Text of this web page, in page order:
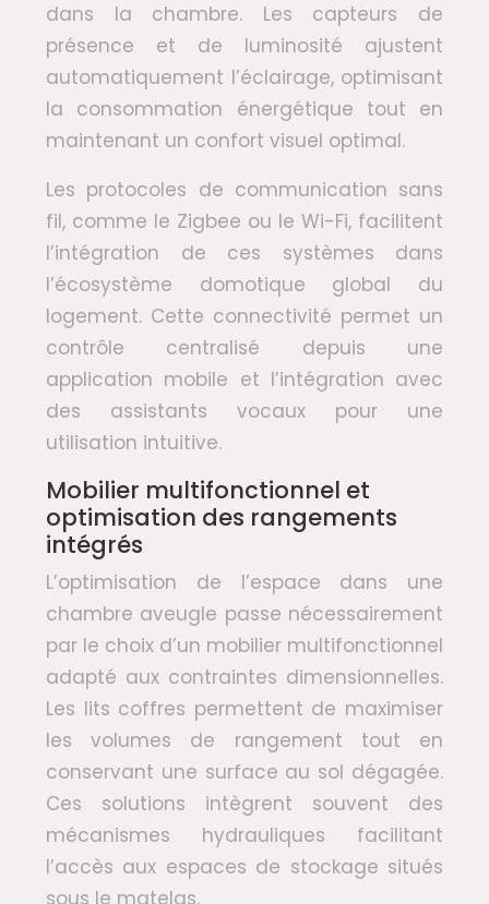
dans la chambre. Les capteurs de
présence et de luminosité ajustent
automatiquement l’éclairage, optimisant
la consommation énergétique tout en
maintenant un confort visuel optimal.
Les protocoles de communication sans
fil, comme le Zigbee ou le Wi-Fi, facilitent
l’intégration de ces systèmes dans
l’écosystème domotique global du
logement. Cette connectivité permet un
contrôle centralisé depuis une
application mobile et l’intégration avec
des assistants vocaux pour une
utilisation intuitive.
Mobilier multifonctionnel et
optimisation des rangements
intégrés
L’optimisation de l’espace dans une
chambre aveugle passe nécessairement
par le choix d’un mobilier multifonctionnel
adapté aux contraintes dimensionnelles.
Les lits coffres permettent de maximiser
les volumes de rangement tout en
conservant une surface au sol dégagée.
Ces solutions intègrent souvent des
mécanismes hydrauliques facilitant
l’accès aux espaces de stockage situés